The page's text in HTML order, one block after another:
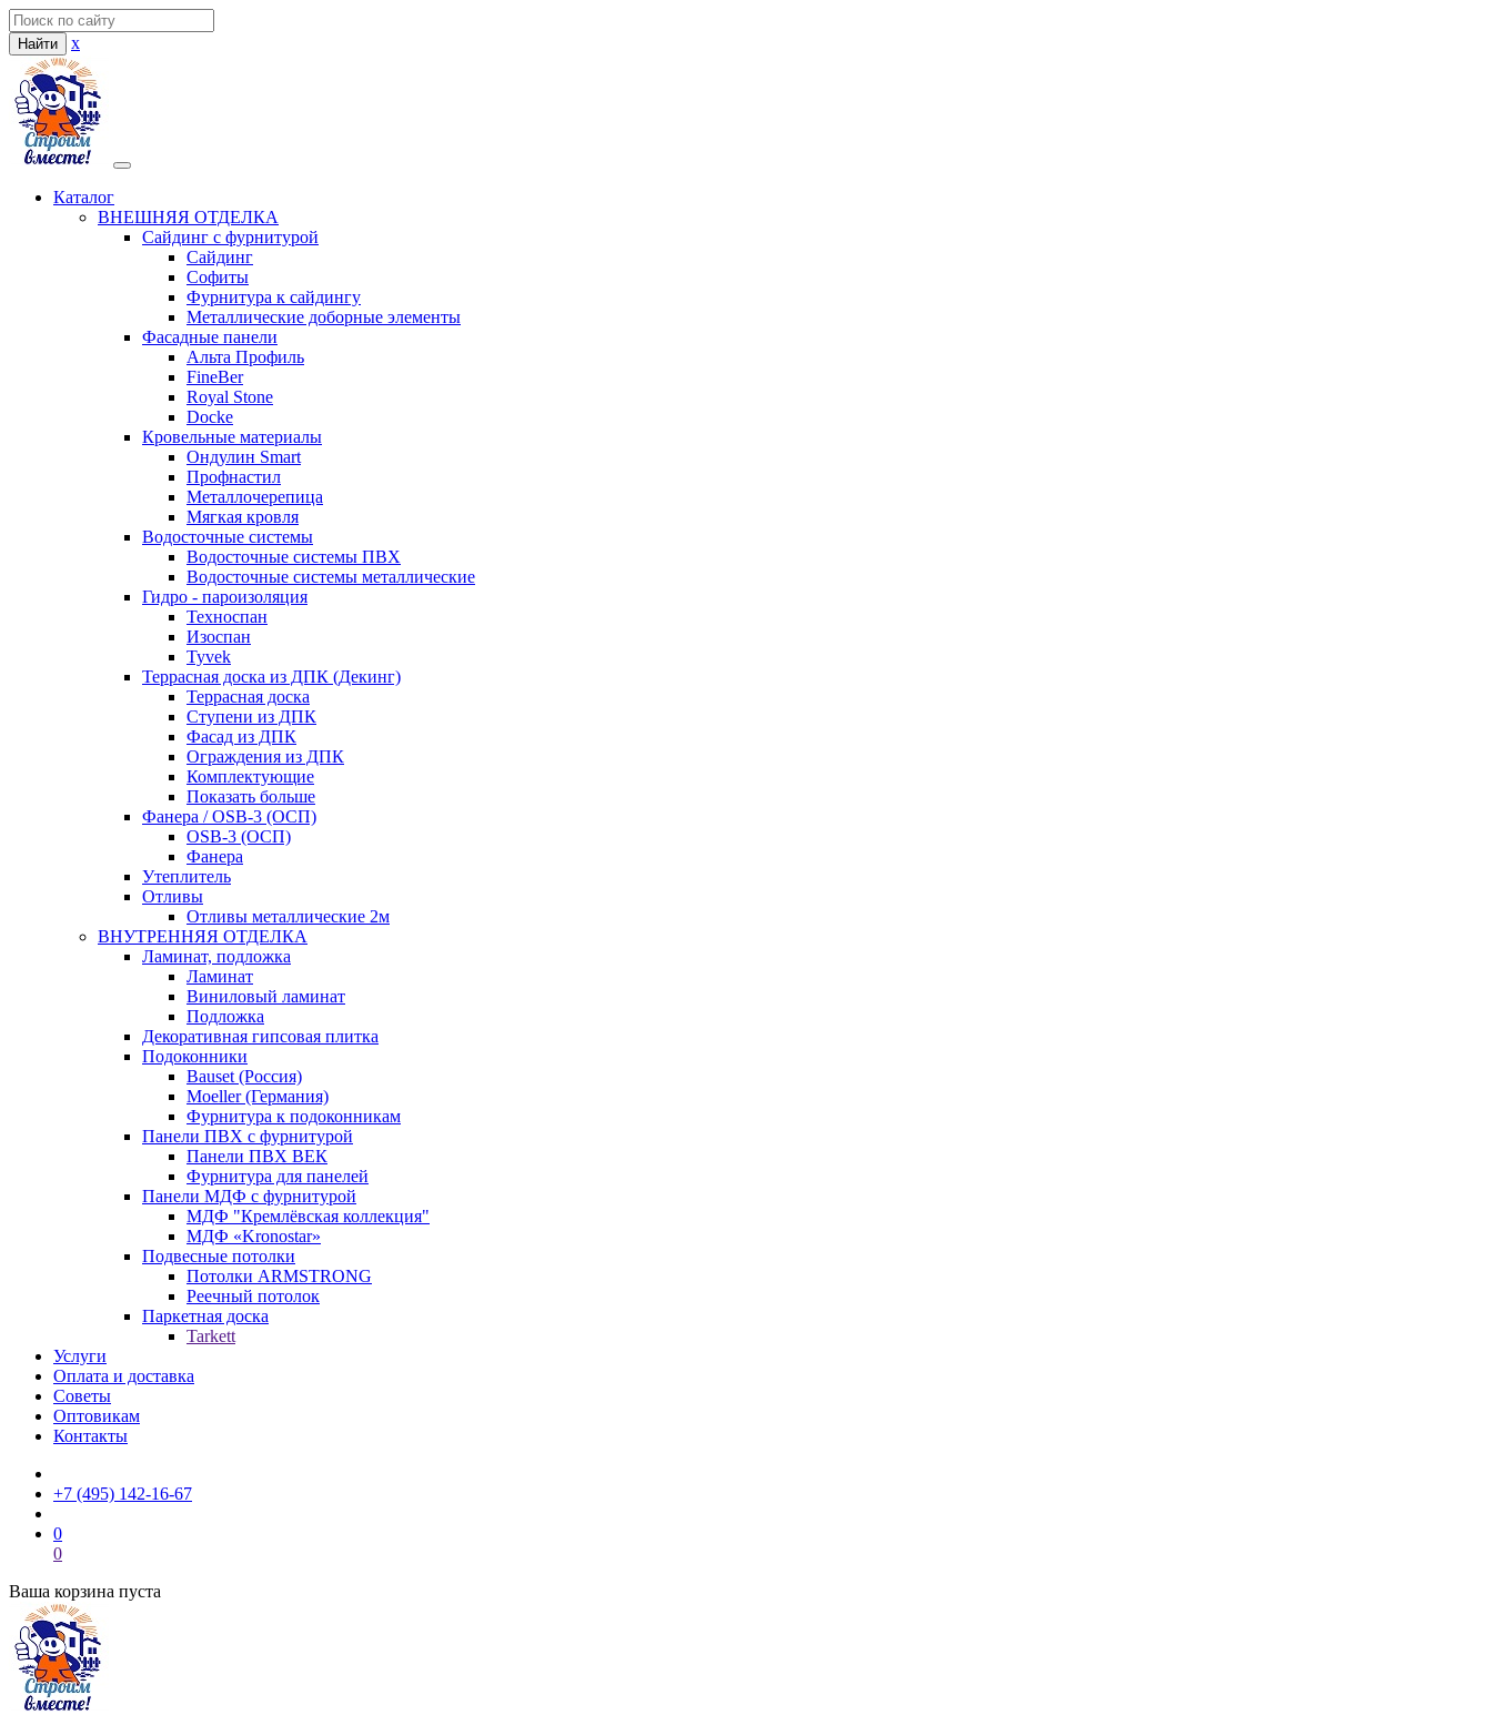
Найти x
Каталог
ВНЕШНЯЯ ОТДЕЛКА
Сайдинг с фурнитурой
Сайдинг
Софиты
Фурнитура к сайдингу
Металлические доборные элементы
Фасадные панели
Альта Профиль
FineBer
Royal Stone
Docke
Кровельные материалы
Ондулин Smart
Профнастил
Металлочерепица
Мягкая кровля
Водосточные системы
Водосточные системы ПВХ
Водосточные системы металлические
Гидро - пароизоляция
Техноспан
Изоспан
Tyvek
Террасная доска из ДПК (Декинг)
Террасная доска
Ступени из ДПК
Фасад из ДПК
Ограждения из ДПК
Комплектующие
Показать больше
Фанера / OSB-3 (ОСП)
OSB-3 (ОСП)
Фанера
Утеплитель
Отливы
Отливы металлические 2м
ВНУТРЕННЯЯ ОТДЕЛКА
Ламинат, подложка
Ламинат
Виниловый ламинат
Подложка
Декоративная гипсовая плитка
Подоконники
Bauset (Россия)
Moeller (Германия)
Фурнитура к подоконникам
Панели ПВХ с фурнитурой
Панели ПВХ ВЕК
Фурнитура для панелей
Панели МДФ с фурнитурой
МДФ "Кремлёвская коллекция"
МДФ «Kronostar»
Подвесные потолки
Потолки ARMSTRONG
Реечный потолок
Паркетная доска
Tarkett
Услуги
Оплата и доставка
Советы
Оптовикам
Контакты
+7 (495) 142-16-67
0
0
Ваша корзина пуста